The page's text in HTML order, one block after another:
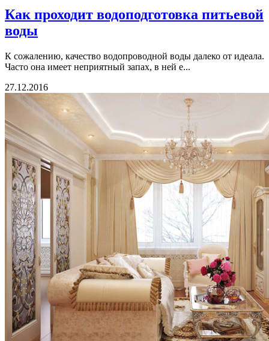
Как проходит водоподготовка питьевой
воды
К сожалению, качество водопроводной воды далеко от идеала.
Часто она имеет неприятный запах, в ней е...
27.12.2016